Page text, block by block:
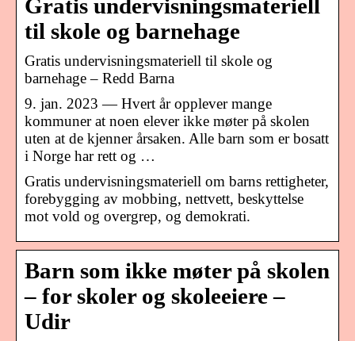
Gratis undervisningsmateriell
til skole og barnehage
Gratis undervisningsmateriell til skole og
barnehage – Redd Barna
9. jan. 2023 — Hvert år opplever mange
kommuner at noen elever ikke møter på skolen
uten at de kjenner årsaken. Alle barn som er bosatt
i Norge har rett og …
Gratis undervisningsmateriell om barns rettigheter,
forebygging av mobbing, nettvett, beskyttelse
mot vold og overgrep, og demokrati.
Barn som ikke møter på skolen
– for skoler og skoleeiere –
Udir